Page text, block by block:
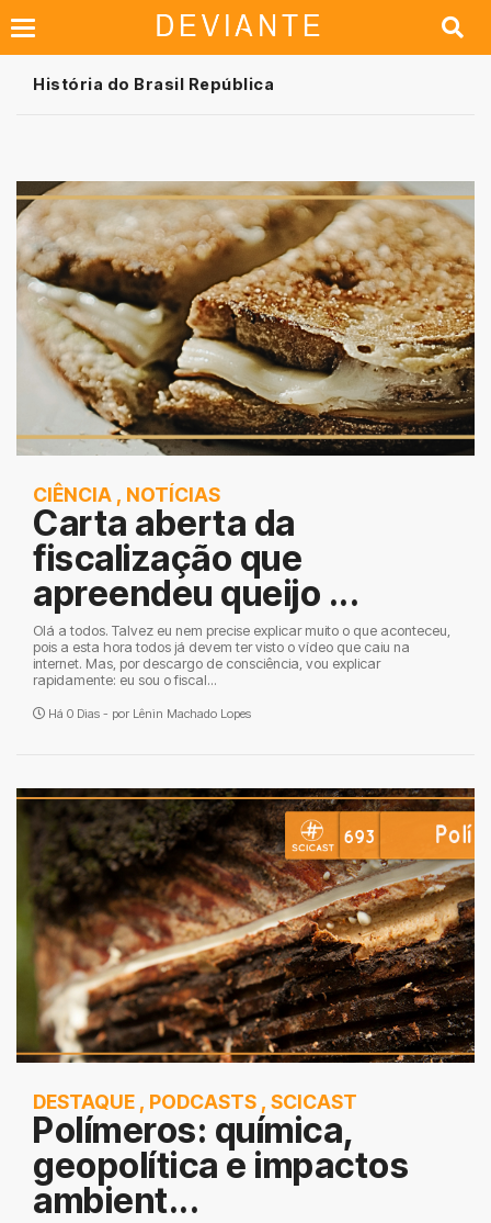
História do Brasil República
CIÊNCIA , NOTÍCIAS
Carta aberta da
fiscalização que
apreendeu queijo ...
Olá a todos. Talvez eu nem precise explicar muito o que aconteceu,
pois a esta hora todos já devem ter visto o vídeo que caiu na
internet. Mas, por descargo de consciência, vou explicar
rapidamente: eu sou o fiscal...
Há 0 Dias - por Lênin Machado Lopes
DESTAQUE , PODCASTS , SCICAST
Polímeros: química,
geopolítica e impactos
ambient...